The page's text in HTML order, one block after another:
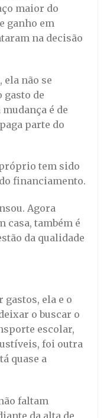
maior do
ganho em
na decisão
ela não se
gasto de
é de
parte do
tem sido
financiamento.
Agora
casa, também é
da qualidade
gastos, ela e o
o buscar o
escolar,
foi outra
quase a
faltam
da alta de